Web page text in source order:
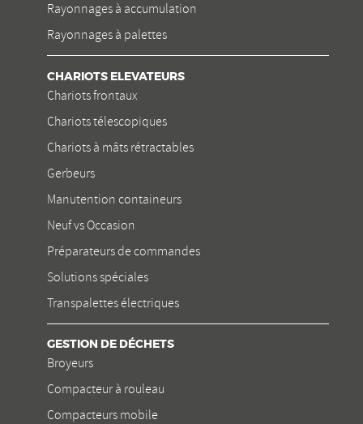
Rayonnages à accumulation
Rayonnages à palettes
CHARIOTS ELEVATEURS
Chariots frontaux
Chariots télescopiques
Chariots à mâts rétractables
Gerbeurs
Manutention containeurs
Neuf vs Occasion
Préparateurs de commandes
Solutions spéciales
Transpalettes électriques
GESTION DE DÉCHETS
Broyeurs
Compacteur à rouleau
Compacteurs mobile